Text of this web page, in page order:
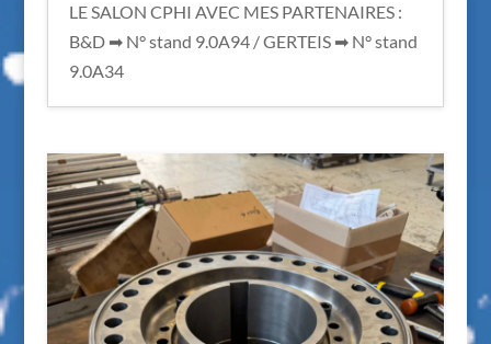
LE SALON CPHI AVEC MES PARTENAIRES :
B&D ➡ N° stand 9.0A94 / GERTEIS ➡ N° stand
9.0A34